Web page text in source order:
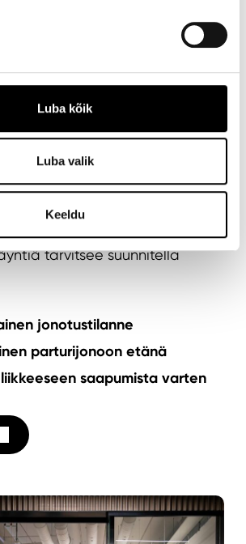
Luba kõik
Luba valik
Keeldu
silloin, kun sinä
hiukset kuntoon helposti
tarvitsee suunnitella
jonotustilanne
parturijonoon etänä
saapumista varten